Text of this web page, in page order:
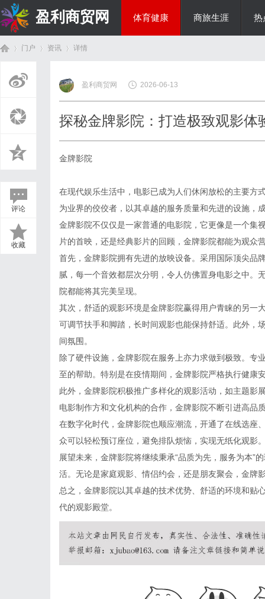
盈利商贸网 体育健康 商旅生涯 热
门户 资讯
›
详情
评论
收藏
盈利商贸网 2026-06-13
探秘金牌影院：打造极致观影体
金牌影院
在现代娱乐生活中，电影已成为人们休闲放松的主要方
为业界的佼佼者，以其卓越的服务质量和先进的设施，
金牌影院不仅仅是一家普通的电影院，它更像是一个集
片的首映，还是经典影片的回顾，金牌影院都能为观众
首先，金牌影院拥有先进的放映设备。采用国际顶尖品
腻，每一个音效都层次分明，令人仿佛置身电影之中。
院都能将其完美呈现。
其次，舒适的观影环境是金牌影院赢得用户青睐的另一
可调节扶手和脚踏，长时间观影也能保持舒适。此外，
间氛围。
除了硬件设施，金牌影院在服务上亦力求做到极致。专
至的帮助。特别是在疫情期间，金牌影院严格执行健康
此外，金牌影院积极推广多样化的观影活动，如主题影
电影制作方和文化机构的合作，金牌影院不断引进高品
在数字化时代，金牌影院也顺应潮流，开通了在线选座
众可以轻松预订座位，避免排队烦恼，实现无纸化观影
展望未来，金牌影院将继续秉承“品质为先，服务为本”
活。无论是家庭观影、情侣约会，还是朋友聚会，金牌
总之，金牌影院以其卓越的技术优势、舒适的环境和贴
代的观影殿堂。